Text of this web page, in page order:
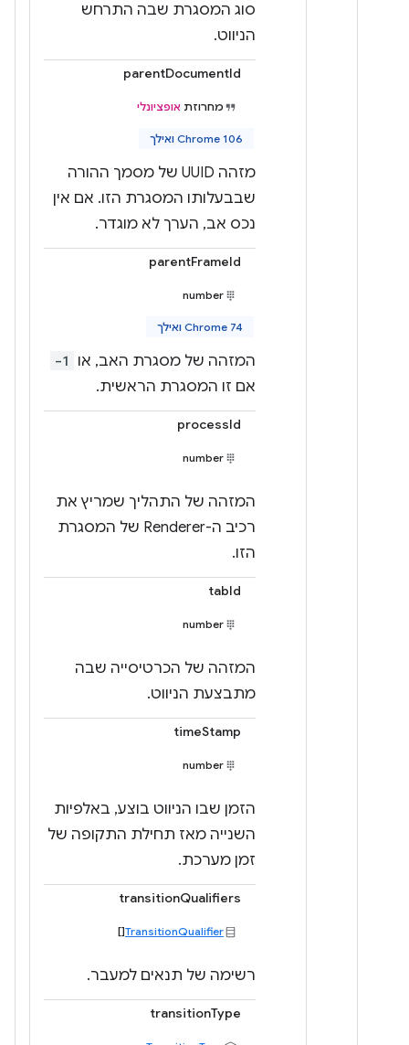
סוג המסגרת שבה התרחש
הניווט.
parentDocumentId
מחרוזת אופציונלי
Chrome 106 ואילך
מזהה UUID של מסמך ההורה
שבבעלותו המסגרת הזו. אם אין
נכס אב, הערך לא מוגדר.
parentFrameId
number
Chrome 74 ואילך
המזהה של מסגרת האב, או -1
אם זו המסגרת הראשית.
processId
number
המזהה של התהליך שמריץ את
רכיב ה-Renderer של המסגרת
הזו.
tabId
number
המזהה של הכרטיסייה שבה
מתבצעת הניווט.
timeStamp
number
הזמן שבו הניווט בוצע, באלפיות
השנייה מאז תחילת התקופה של
זמן מערכת.
transitionQualifiers
TransitionQualifier
[]
רשימה של תנאים למעבר.
transitionType